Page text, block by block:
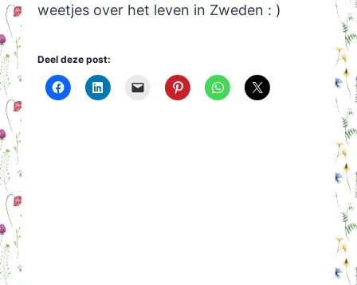
weetjes over het leven in Zweden : )
Deel deze post: